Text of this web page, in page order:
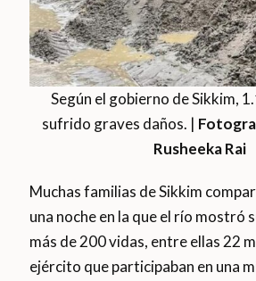
Según el gobierno de Sikkim,
sufrido graves daños. |
Rusheeka Rai
Muchas familias de Sikkim
una noche en la que el río mostró
más de 200 vidas, entre ellas 22
ejército que participaban en una